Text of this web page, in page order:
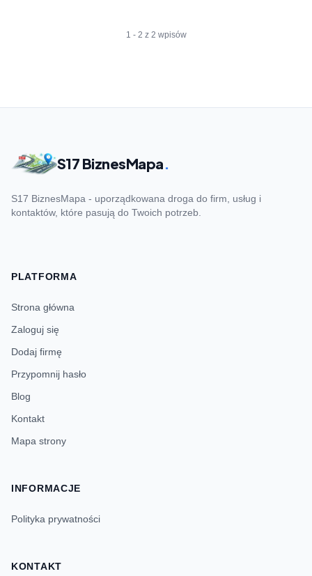
1 - 2 z 2 wpisów
S17 BiznesMapa.
S17 BiznesMapa - uporządkowana droga do firm, usług i
kontaktów, które pasują do Twoich potrzeb.
PLATFORMA
Strona główna
Zaloguj się
Dodaj firmę
Przypomnij hasło
Blog
Kontakt
Mapa strony
INFORMACJE
Polityka prywatności
KONTAKT